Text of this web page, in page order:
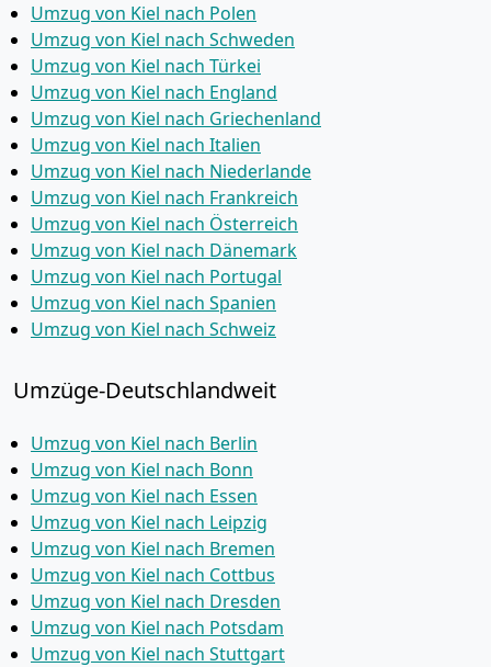
Umzug von Kiel nach Polen
Umzug von Kiel nach Schweden
Umzug von Kiel nach Türkei
Umzug von Kiel nach England
Umzug von Kiel nach Griechenland
Umzug von Kiel nach Italien
Umzug von Kiel nach Niederlande
Umzug von Kiel nach Frankreich
Umzug von Kiel nach Österreich
Umzug von Kiel nach Dänemark
Umzug von Kiel nach Portugal
Umzug von Kiel nach Spanien
Umzug von Kiel nach Schweiz
Umzüge-Deutschlandweit
Umzug von Kiel nach Berlin
Umzug von Kiel nach Bonn
Umzug von Kiel nach Essen
Umzug von Kiel nach Leipzig
Umzug von Kiel nach Bremen
Umzug von Kiel nach Cottbus
Umzug von Kiel nach Dresden
Umzug von Kiel nach Potsdam
Umzug von Kiel nach Stuttgart